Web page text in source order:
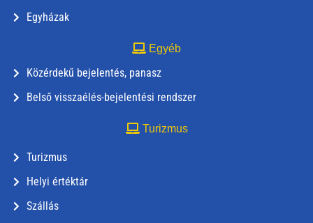
Egyházak
Egyéb
Közérdekű bejelentés, panasz
Belső visszaélés-bejelentési rendszer
Turizmus
Turizmus
Helyi értéktár
Szállás